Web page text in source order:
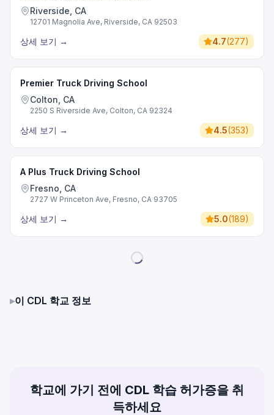
Riverside, CA
12701 Magnolia Ave, Riverside, CA 92503
상세 보기 → 4.7(277)
Premier Truck Driving School
Colton, CA
2250 S Riverside Ave, Colton, CA 92324
상세 보기 → 4.5(353)
A Plus Truck Driving School
Fresno, CA
2727 W Princeton Ave, Fresno, CA 93705
상세 보기 → 5.0(189)
▸이 CDL 학교 정보
학교에 가기 전에 CDL 학습 허가증을 취
득하세요